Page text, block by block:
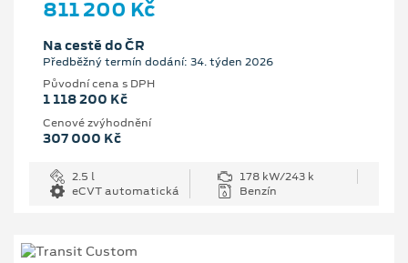
811 200 Kč
Na cestě do ČR
Předběžný termín dodání: 34. týden 2026
Původní cena s DPH
1 118 200 Kč
Cenové zvýhodnění
307 000 Kč
2.5 l
178 kW/243 k
eCVT automatická
Benzín